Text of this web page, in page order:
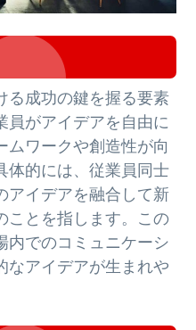
る成功の鍵を握る要素
員がアイデアを自由に
ムワークや創造性が向
体的には、従業員同士
アイデアを融合して新
ことを指します。この
内でのコミュニケーシ
なアイデアが生まれや